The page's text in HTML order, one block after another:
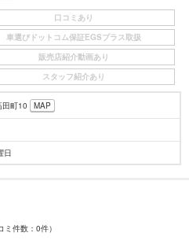
口コミあり
車選びドットコム保証EGSプラス取扱
販売店紹介動画あり
スタッフ紹介あり
田町10 MAP
日
ミ件数：0件）